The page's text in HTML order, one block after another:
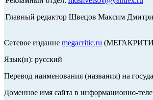
Главный редактор Швецов Максим
Сетевое издание megacritic.ru
Язык(и): русский
Перевод наименования (названия) на
Доменное имя сайта в информационно-